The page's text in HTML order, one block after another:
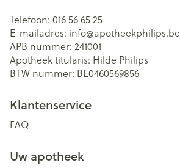
Telefoon: 016 56 65 25
E-mailadres: info@apotheekphilips.be
APB nummer: 241001
Apotheek titularis: Hilde Philips
BTW nummer: BE0460569856
Klantenservice
FAQ
Uw apotheek